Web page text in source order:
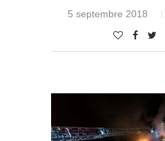
5 septembre 2018